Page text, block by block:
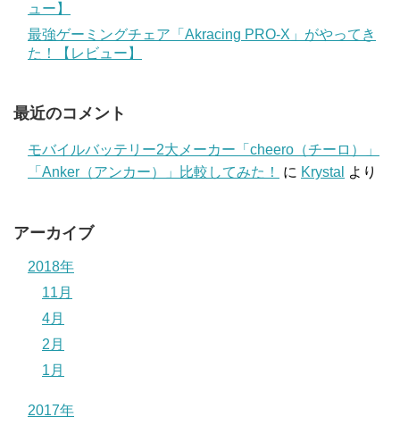
ュー】
最強ゲーミングチェア「Akracing PRO-X」がやってき
た！【レビュー】
最近のコメント
モバイルバッテリー2大メーカー「cheero（チーロ）」
「Anker（アンカー）」比較してみた！
に Krystal より
アーカイブ
2018年
11月
4月
2月
1月
2017年